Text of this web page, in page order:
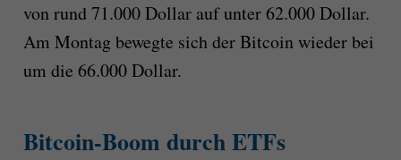
von rund 71.000 Dollar auf unter 62.000 Dollar.
Am Montag bewegte sich der Bitcoin wieder bei
um die 66.000 Dollar.
Bitcoin-Boom durch ETFs